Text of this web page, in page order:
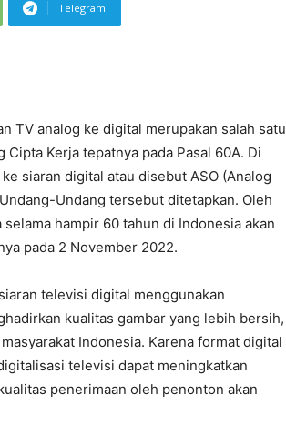
Telegram
TV analog ke digital merupakan salah satu
Kerja tepatnya pada Pasal 60A. Di
siaran digital atau disebut ASO (Analog
Undang tersebut ditetapkan. Oleh
hampir 60 tahun di Indonesia akan
pada 2 November 2022.
televisi digital menggunakan
kualitas gambar yang lebih bersih,
Indonesia. Karena format digital
televisi dapat meningkatkan
penerimaan oleh penonton akan